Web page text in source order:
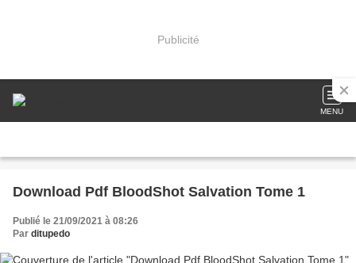
Publicité
MENU
Download Pdf BloodShot Salvation Tome 1
Publié le 21/09/2021 à 08:26
Par ditupedo